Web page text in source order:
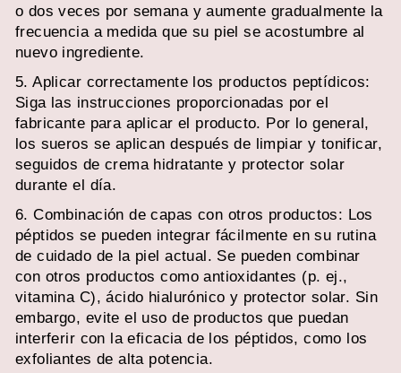
o dos veces por semana y aumente gradualmente la
frecuencia a medida que su piel se acostumbre al
nuevo ingrediente.
5. Aplicar correctamente los productos peptídicos:
Siga las instrucciones proporcionadas por el
fabricante para aplicar el producto. Por lo general,
los sueros se aplican después de limpiar y tonificar,
seguidos de crema hidratante y protector solar
durante el día.
6. Combinación de capas con otros productos: Los
péptidos se pueden integrar fácilmente en su rutina
de cuidado de la piel actual. Se pueden combinar
con otros productos como antioxidantes (p. ej.,
vitamina C), ácido hialurónico y protector solar. Sin
embargo, evite el uso de productos que puedan
interferir con la eficacia de los péptidos, como los
exfoliantes de alta potencia.